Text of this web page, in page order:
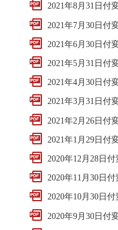
2021年8月31日付
2021年7月30日付
2021年6月30日付
2021年5月31日付
2021年4月30日付
2021年3月31日付
2021年2月26日付
2021年1月29日付
2020年12月28日付
2020年11月30日付
2020年10月30日付
2020年9月30日付